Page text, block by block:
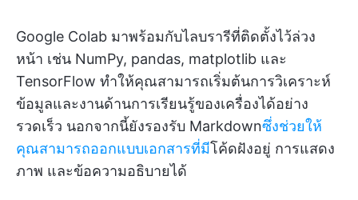
Google Colab มาพร้อมกับไลบรารีที่ติดตั้งไว้ล่วง
หน้า เช่น NumPy, pandas, matplotlib และ
TensorFlow ทำให้คุณสามารถเริ่มต้นการวิเคราะห์
ข้อมูลและงานด้านการเรียนรู้ของเครื่องได้อย่าง
รวดเร็ว นอกจากนี้ยังรองรับ Markdownซึ่งช่วยให้
คุณสามารถออกแบบเอกสารที่มีโค้ดฝังอยู่ การแสดง
ภาพ และข้อความอธิบายได้